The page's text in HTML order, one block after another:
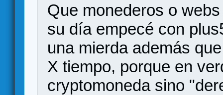
Que monederos o
su día empecé con
una mierda además
X tiempo, porque en
cryptomoneda sino